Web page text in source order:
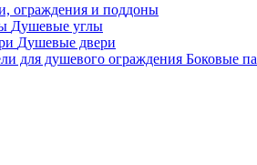
ограждения и поддоны
Душевые углы
Душевые двери
Боковые